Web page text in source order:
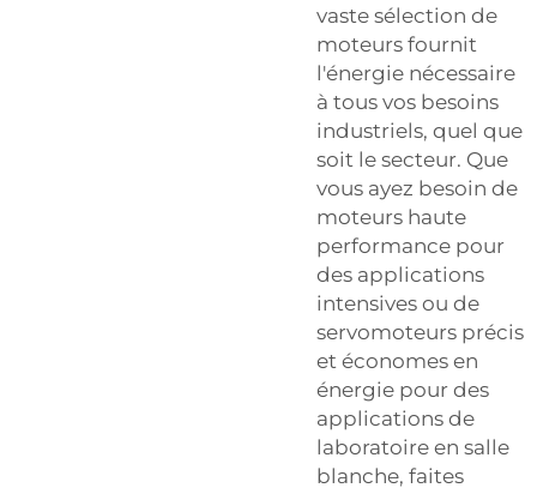
vaste sélection de
moteurs fournit
l'énergie nécessaire
à tous vos besoins
industriels, quel que
soit le secteur. Que
vous ayez besoin de
moteurs haute
performance pour
des applications
intensives ou de
servomoteurs précis
et économes en
énergie pour des
applications de
laboratoire en salle
blanche, faites